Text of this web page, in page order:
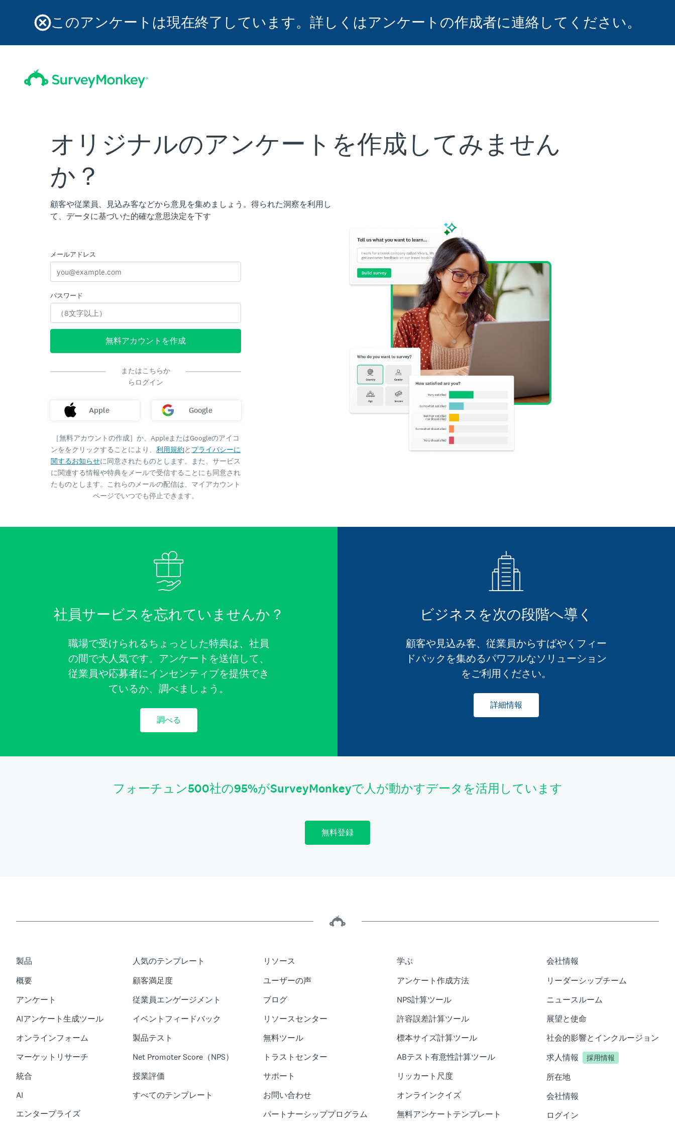
このアンケートは現在終了しています。詳しくはアンケートの作成者に連絡してください。
オリジナルのアンケートを作成してみません
か？
顧客や従業員、見込み客などから意見を集めましょう。得られた洞察を利用し
て、データに基づいた的確な意思決定を下す
メールアドレス
パスワード
無料アカウントを作成
またはこちらか
らログイン
Apple Google
［無料アカウントの作成］か、AppleまたはGoogleのアイコ
ンををクリックすることにより、 利用規約と プライバシーに
関するお知らせに同意されたものとします。また、サービス
に関連する情報や特典をメールで受信することにも同意され
たものとします。これらのメールの配信は、マイアカウント
ページでいつでも停止できます。
社員サービスを忘れていませんか？
職場で受けられるちょっとした特典は、社員
の間で大人気です。アンケートを送信して、
従業員や応募者にインセンティブを提供でき
ているか、調べましょう。
調べる
ビジネスを次の段階へ導く
顧客や見込み客、従業員からすばやくフィー
ドバックを集めるパワフルなソリューション
をご利用ください。
詳細情報
フォーチュン500社の95%がSurveyMonkeyで人が動かすデータを活用しています
無料登録
製品
概要
アンケート
AIアンケート生成ツール
オンラインフォーム
マーケットリサーチ
統合
AI
エンタープライズ
人気のテンプレート
顧客満足度
従業員エンゲージメント
イベントフィードバック
製品テスト
Net Promoter Score（NPS）
授業評価
すべてのテンプレート
リソース
ユーザーの声
ブログ
リソースセンター
無料ツール
トラストセンター
サポート
お問い合わせ
パートナーシッププログラム
学ぶ
アンケート作成方法
NPS計算ツール
許容誤差計算ツール
標本サイズ計算ツール
ABテスト有意性計算ツール
リッカート尺度
オンラインクイズ
無料アンケートテンプレート
会社情報
リーダーシップチーム
ニュースルーム
展望と使命
社会的影響とインクルージョン
求人情報
採用情報
所在地
会社情報
ログイン